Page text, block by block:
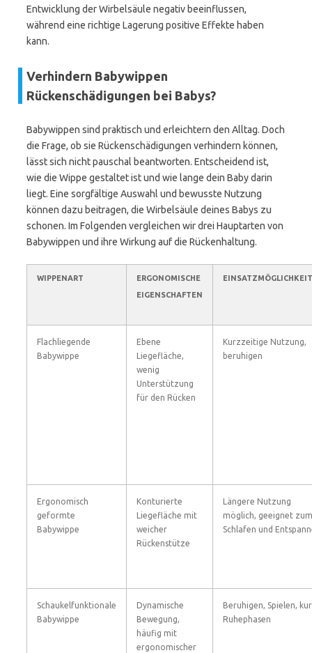
Entwicklung der Wirbelsäule negativ beeinflussen,
während eine richtige Lagerung positive Effekte haben
kann.
Verhindern Babywippen
Rückenschädigungen bei Babys?
Babywippen sind praktisch und erleichtern den Alltag. Doch
die Frage, ob sie Rückenschädigungen verhindern können,
lässt sich nicht pauschal beantworten. Entscheidend ist,
wie die Wippe gestaltet ist und wie lange dein Baby darin
liegt. Eine sorgfältige Auswahl und bewusste Nutzung
können dazu beitragen, die Wirbelsäule deines Babys zu
schonen. Im Folgenden vergleichen wir drei Hauptarten von
Babywippen und ihre Wirkung auf die Rückenhaltung.
WIPPENART
ERGONOMISCHE
EIGENSCHAFTEN
Flachliegende
Babywippe
Ebene
Liegefläche,
wenig
Unterstützung
für den Rücken
Kurzzeitige Nutzung,
beruhigen
Ergonomisch
geformte
Babywippe
Konturierte
Liegefläche mit
weicher
Rückenstütze
Längere Nutzung
möglich, geeignet zum
Schlafen und
Schaukelfunktionale
Babywippe
Dynamische
Bewegung,
häufig mit
ergonomischer
Beruhigen, Spielen,
Ruhephasen